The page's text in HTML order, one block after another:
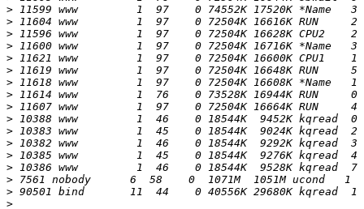
>
>
>
>
>
>
>
>
>
>
>
>
>
>
>
>
>